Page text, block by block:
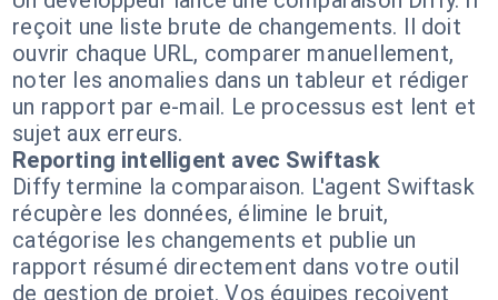
reçoit une liste brute de changements. Il doit
ouvrir chaque URL, comparer manuellement,
noter les anomalies dans un tableur et rédiger
un rapport par e-mail. Le processus est lent et
sujet aux erreurs.
Reporting intelligent avec Swiftask
Diffy termine la comparaison. L'agent Swiftask
récupère les données, élimine le bruit,
catégorise les changements et publie un
rapport résumé directement dans votre outil
de gestion de projet. Vos équipes reçoivent